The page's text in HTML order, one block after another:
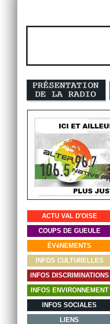
ACTU VAL D'OISE
COUPS DE GUEULE
ÉVéNEMENTS
INFOS CULTURELLES
INFOS DISCRIMINATIONS
INFOS ENVIRONNEMENT
INFOS SOCIALES
LIENS